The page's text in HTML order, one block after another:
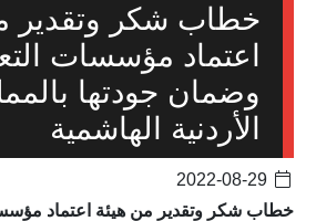
خطاب شكر وتقدير
اعتماد مؤسسات
وضمان جودتها
الأردنية الهاشمية
خطاب شكر وتقدير من هيئة اعتماد